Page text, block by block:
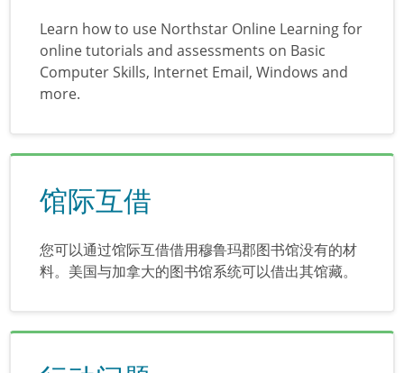
Learn how to use Northstar Online Learning for
online tutorials and assessments on Basic
Computer Skills, Internet Email, Windows and
more.
馆际互借
您可以通过馆际互借借用穆鲁玛郡图书馆没有的材
料。美国与加拿大的图书馆系统可以借出其馆藏。